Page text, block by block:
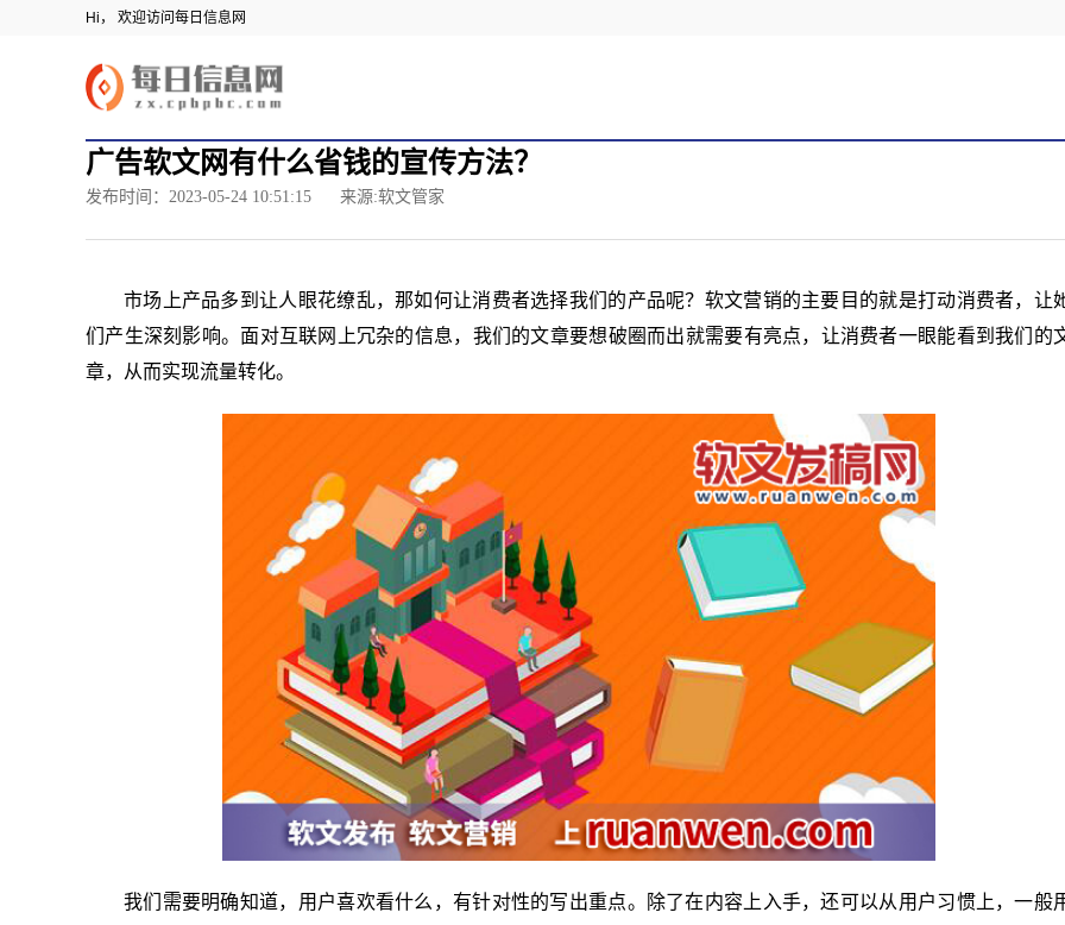
Hi， 欢迎访问每日信息网
广告软文网有什么省钱的宣传方法？
发布时间：2023-05-24 10:51:15 来源:软文管家
市场上产品多到让人眼花缭乱，那如何让消费者选择我们的产品呢？软文营销的主要目的就是打动消费者，让
们产生深刻影响。面对互联网上冗杂的信息，我们的文章要想破圈而出就需要有亮点，让消费者一眼能看到我们的
章，从而实现流量转化。
我们需要明确知道，用户喜欢看什么，有针对性的写出重点。除了在内容上入手，还可以从用户习惯上，一般